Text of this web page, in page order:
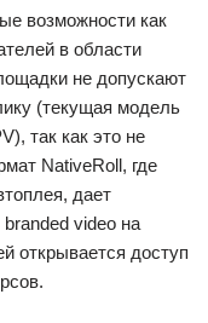
возможности как
в области
не допускают
(текущая модель
так как это не
NativeRoll, где
дает
video на
открывается доступ